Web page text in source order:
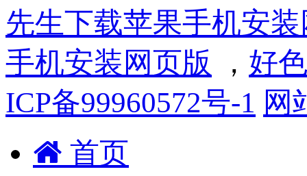
先生下载苹果手机安
手机安装网页版
， 好
ICP备99960572号-1 网
首页